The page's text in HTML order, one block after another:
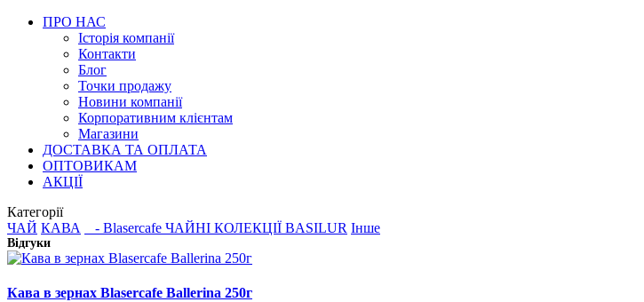
ПРО НАС
Історія компанії
Контакти
Блог
Точки продажу
Новини компанії
Корпоративним клієнтам
Магазини
ДОСТАВКА ТА ОПЛАТА
ОПТОВИКАМ
АКЦІЇ
Категорії
ЧАЙ КАВА - Blasercafe ЧАЙНІ КОЛЕКЦІЇ BASILUR Інше
Відгуки
Кава в зернах Blasercafe Ballerina 250г